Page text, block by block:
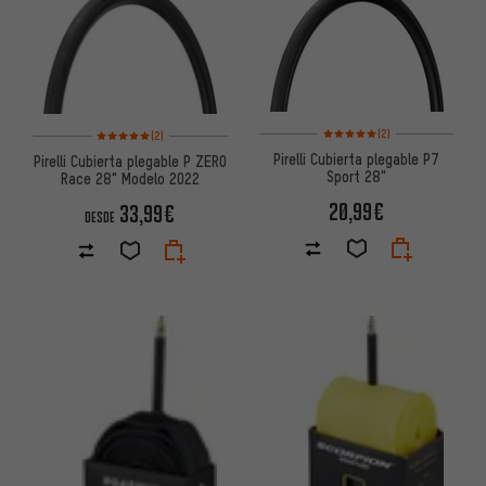
Valoración media: 5 de 5 basada en 2 reseñas
(2)
Pirelli Cubierta plegable P ZERO
Race 28" Modelo 2022
DESDE 33,99€
Valoración media: 5 de 5
(2)
Pirelli Cubierta plegable P7
Sport 28"
20,99€